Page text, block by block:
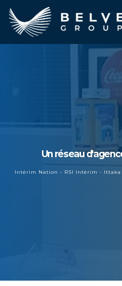
Un réseau
Intérim Nation - RSI Intérim - Ittaka